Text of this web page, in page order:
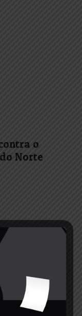
o
Norte